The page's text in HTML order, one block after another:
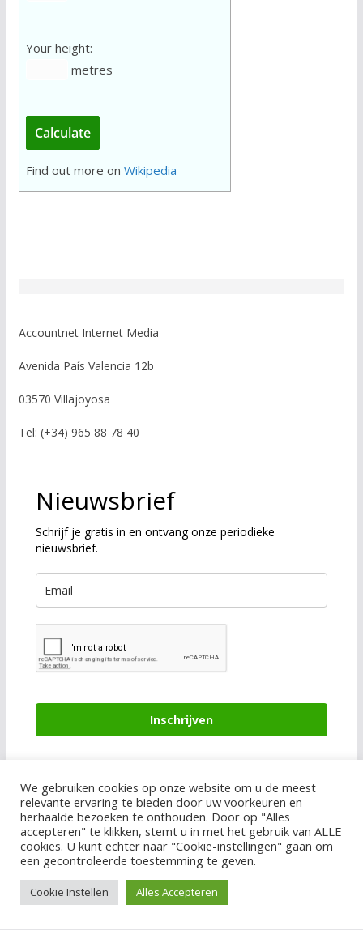
Your height:
metres
Calculate
Find out more on Wikipedia
Accountnet Internet Media
Avenida País Valencia 12b
03570 Villajoyosa
Tel: (+34) 965 88 78 40
Nieuwsbrief
Schrijf je gratis in en ontvang onze periodieke
nieuwsbrief.
Inschrijven
Copyright © 2026Yawell. Alle rechten voorbehouden.
Thema:ColorMag
door ThemeGrill. Aangedreven door
We gebruiken cookies op onze website om u de meest
relevante ervaring te bieden door uw voorkeuren en
herhaalde bezoeken te onthouden. Door op "Alles
accepteren" te klikken, stemt u in met het gebruik van ALLE
cookies. U kunt echter naar "Cookie-instellingen" gaan om
een gecontroleerde toestemming te geven.
Cookie Instellen Alles Accepteren